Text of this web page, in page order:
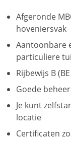
Afgeronde
hoveniersvak
Aantoonbare
particuliere
Rijbewijs B
Goede
Je kunt
locatie
Certificaten